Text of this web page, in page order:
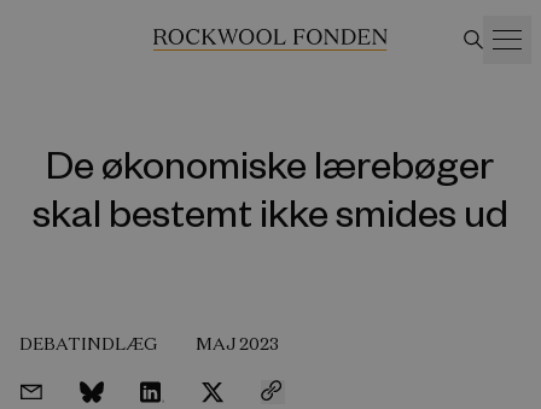
De økonomiske lærebøger
skal bestemt ikke smides ud
DEBATINDLÆG MAJ 2023